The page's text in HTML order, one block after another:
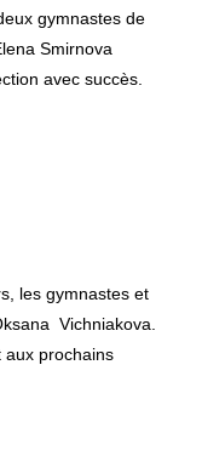
gymnastes de
Smirnova
avec succès.
les gymnastes et
Vichniakova.
aux prochains